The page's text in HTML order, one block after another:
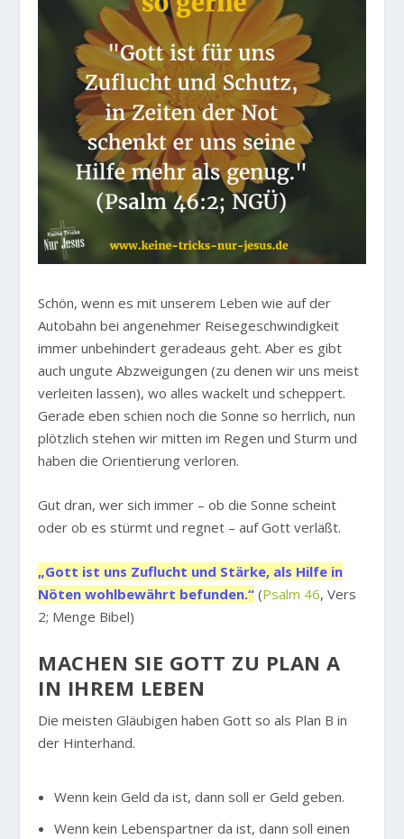
Schön, wenn es mit unserem Leben wie auf der
Autobahn bei angenehmer Reisegeschwindigkeit
immer unbehindert geradeaus geht. Aber es gibt
auch ungute Abzweigungen (zu denen wir uns meist
verleiten lassen), wo alles wackelt und scheppert.
Gerade eben schien noch die Sonne so herrlich, nun
plötzlich stehen wir mitten im Regen und Sturm und
haben die Orientierung verloren.
Gut dran, wer sich immer – ob die Sonne scheint
oder ob es stürmt und regnet – auf Gott verläßt.
„Gott ist uns Zuflucht und Stärke, als Hilfe in
Nöten wohlbewährt befunden.“ (Psalm 46, Vers
2; Menge Bibel)
MACHEN SIE GOTT ZU PLAN A
IN IHREM LEBEN
Die meisten Gläubigen haben Gott so als Plan B in
der Hinterhand.
Wenn kein Geld da ist, dann soll er Geld geben.
Wenn kein Lebenspartner da ist, dann soll einen